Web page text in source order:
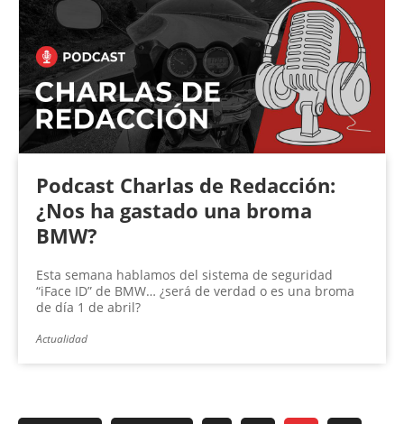
Podcast Charlas de Redacción:
¿Nos ha gastado una broma
BMW?
Esta semana hablamos del sistema de seguridad
“iFace ID” de BMW… ¿será de verdad o es una broma
de día 1 de abril?
Actualidad